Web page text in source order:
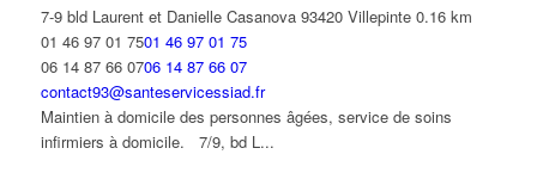
7-9 bld Laurent et Danielle Casanova 93420 Villepinte 0.16 km
01 46 97 01 7501 46 97 01 75
06 14 87 66 0706 14 87 66 07
contact93@santeservicessiad.fr
Maintien à domicile des personnes âgées, service de soins
infirmiers à domicile. 7/9, bd L...